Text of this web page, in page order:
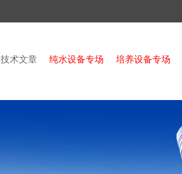
技术文章 纯水设备专场 培养设备专场